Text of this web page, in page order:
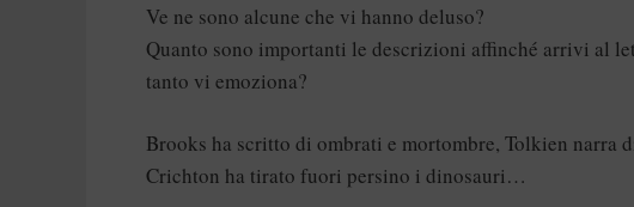
Ve ne sono alcune che vi hanno deluso?
Quanto sono importanti le descrizioni affinché arrivi al
tanto vi emoziona?
Brooks ha scritto di ombrati e mortombre, Tolkien narra
Crichton ha tirato fuori persino i dinosauri…